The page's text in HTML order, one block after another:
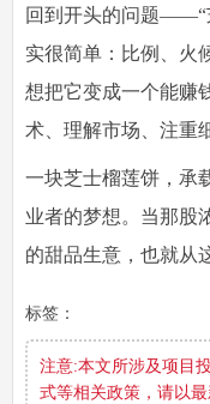
回到开头的问题——“
实很简单：比例、火
想把它变成一个能赚
术、理解市场、注重
一块芝士榴莲饼，承
业者的梦想。当那股
的甜品生意，也就从
标签：
注意:本文所涉及项目
式等相关政策，请以